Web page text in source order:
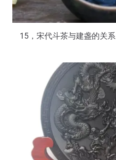
15，宋代斗茶与建盏的关系